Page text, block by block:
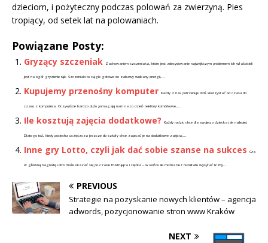
dzieciom, i pożyteczny podczas polowań za zwierzyną. Pies
tropiący, od setek lat na polowaniach.
Powiązane Posty:
Gryzący szczeniak Zachowaniem szczeniaka, które jest zdecydowanie największym problemem ich właścicieli
jest na ogół gryzienie rąk. Szczeniaki to ciągle gotowe do zabawy wulkany energii,...
Kupujemy przenośny komputer Każdy z nas potrzebuje dziś skorzystać od czasu do
czasu z komputera. Oczywiście bardzo dużo pomagają nam na co dzień telefony komórkowe,...
Ile kosztują zajęcia dodatkowe? Każdy rodzic chce dla swojego dziecka jak najlepiej.
Dlatego też, kiedy pociecha uczęszcza jeszcze do szkoły chce zapisać je na dodatkowe zajęcia,...
Inne gry Lotto, czyli jak dać sobie szanse na sukces Gra
w główną nagrodę Lotto może okazać się po czasie frustrująca i ciężka – w końcu ile można bez rezultatu wysyłać liczby....
PREVIOUS
Strategie na pozyskanie nowych klientów – agencja
adwords, pozycjonowanie stron www Kraków
NEXT